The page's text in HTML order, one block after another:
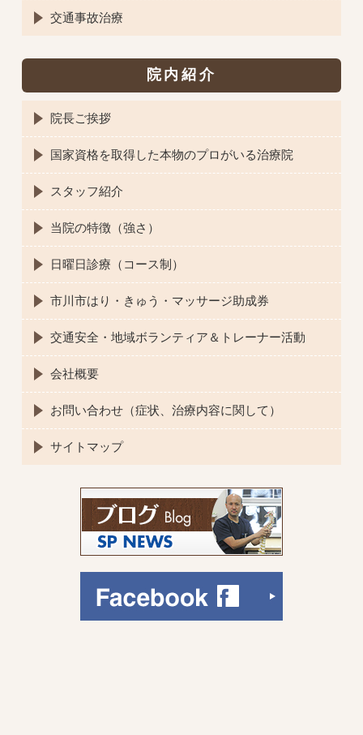
交通事故治療
院内紹介
院長ご挨拶
国家資格を取得した本物のプロがいる治療院
スタッフ紹介
当院の特徴（強さ）
日曜日診療（コース制）
市川市はり・きゅう・マッサージ助成券
交通安全・地域ボランティア＆トレーナー活動
会社概要
お問い合わせ（症状、治療内容に関して）
サイトマップ